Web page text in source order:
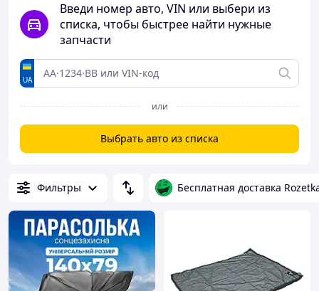
Введи номер авто, VIN или выбери из
списка, чтобы быстрее найти нужные
запчасти
UA
или
Выбрать авто из списка
Фильтры Бесплатная доставка